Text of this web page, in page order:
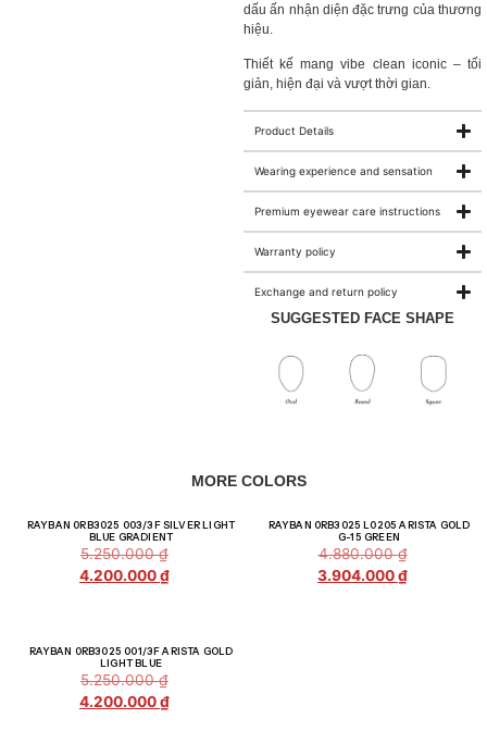
dấu ấn nhận diện đặc trưng của thương
hiệu.
Thiết kế mang vibe clean iconic – tối
giản, hiện đại và vượt thời gian.
Product Details
Wearing experience and sensation
Premium eyewear care instructions
Warranty policy
Exchange and return policy
SUGGESTED FACE SHAPE
MORE COLORS
RAYBAN 0RB3025 003/3F SILVER LIGHT
BLUE GRADIENT
5.250.000₫
4.200.000₫
RAYBAN 0RB3025 L0205 ARISTA GOLD
G-15 GREEN
4.880.000₫
3.904.000₫
RAYBAN 0RB3025 001/3F ARISTA GOLD
LIGHT BLUE
5.250.000₫
4.200.000₫